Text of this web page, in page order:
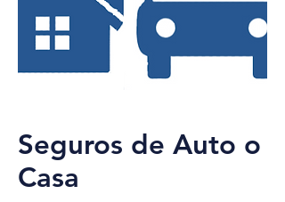
Seguros de Auto o
Casa